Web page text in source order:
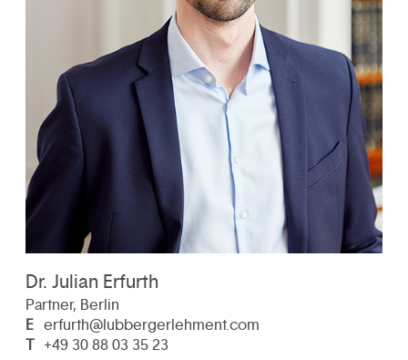
Dr. Julian Erfurth
Partner, Berlin
E erfurth@lubbergerlehment.com
T +49 30 88 03 35 23